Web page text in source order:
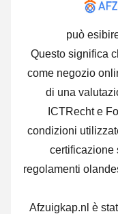
può
Questo significa
come negozio
di una
ICTRecht e
condizioni
certificazione
regolamenti
Afzuigkap.nl è